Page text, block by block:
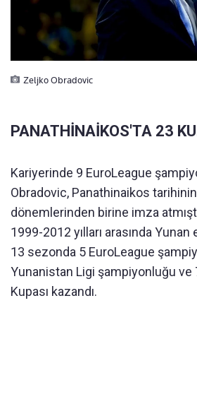
Zeljko Obradovic
PANATHİNAİKOS'TA 23
Kariyerinde 9 EuroLeague
Obradovic, Panathinaikos
dönemlerinden birine imza
1999-2012 yılları arasında Yunan
13 sezonda 5 EuroLeague
Yunanistan Ligi şampiyonluğu ve
Kupası kazandı.